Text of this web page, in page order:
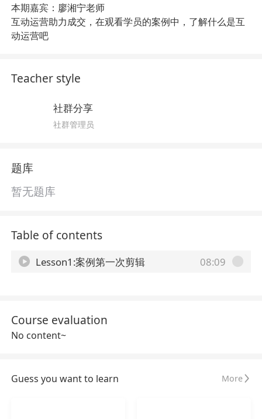
本期嘉宾：廖湘宁老师
互动运营助力成交，在观看学员的案例中，了解什么是互
动运营吧
Teacher style
社群分享
社群管理员
题库
暂无题库
Table of contents
Lesson1:案例第一次剪辑 08:09
Course evaluation
No content~
Guess you want to learn More